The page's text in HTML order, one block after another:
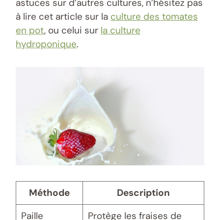
astuces sur d’autres cultures, n’hésitez pas
à lire cet article sur la culture des tomates
en pot, ou celui sur la culture
hydroponique.
Méthode
Description
Paille
Protège les fraises de